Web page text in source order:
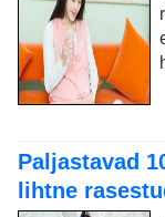
Paljastavad
lihtne